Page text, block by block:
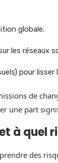
globale.
les réseaux
pour lisser
de
une part
à quel
des